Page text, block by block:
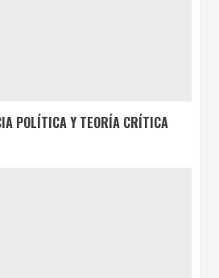
POLÍTICA Y TEORÍA CRÍTICA